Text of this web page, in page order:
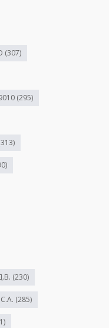
(307)
(295)
(230)
(285)